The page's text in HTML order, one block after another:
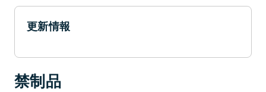
更新情報
禁制品